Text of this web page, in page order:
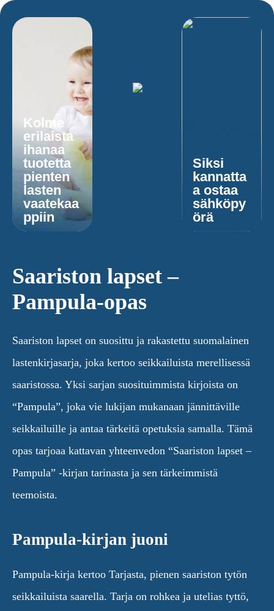
Kolme
erilaista
ihanaa
tuotetta
pienten
lasten
vaatekaa
ppiin
Siksi
kannatta
a ostaa
sähköpy
örä
Saariston lapset –
Pampula-opas
Saariston lapset on suosittu ja rakastettu suomalainen
lastenkirjasarja, joka kertoo seikkailuista merellisessä
saaristossa. Yksi sarjan suosituimmista kirjoista on
“Pampula”, joka vie lukijan mukanaan jännittäville
seikkailuille ja antaa tärkeitä opetuksia samalla. Tämä
opas tarjoaa kattavan yhteenvedon “Saariston lapset –
Pampula” -kirjan tarinasta ja sen tärkeimmistä
teemoista.
Pampula-kirjan juoni
Pampula-kirja kertoo Tarjasta, pienen saariston tytön
seikkailuista saarella. Tarja on rohkea ja utelias tyttö,